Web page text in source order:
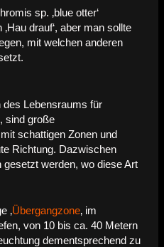
sp. ‚blue otter‘
drauf‘, aber man sollte
mit welchen anderen
des Lebensraums für
sind große
schattigen Zonen und
Richtung. Dazwischen
gesetzt werden, wo diese Art
‚Übergangzone‚ im
von 10 bis ca. 40 Metern
dementsprechend zu